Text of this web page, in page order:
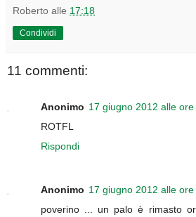
Roberto alle 17:18
Condividi
11 commenti:
Anonimo 17 giugno 2012 alle
ROTFL
Rispondi
Anonimo 17 giugno 2012 alle ore
poverino ... un palo è rimasto